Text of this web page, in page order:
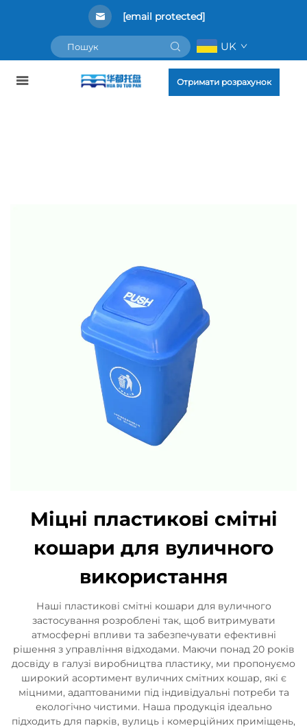
[email protected]
UK
Отримати розрахунок
Міцні пластикові смітні
кошари для вуличного
використання
Наші пластикові смітні кошари для вуличного
застосування розроблені так, щоб витримувати
атмосферні впливи та забезпечувати ефективні
рішення з управління відходами. Маючи понад 20 років
досвіду в галузі виробництва пластику, ми пропонуємо
широкий асортимент вуличних смітних кошар, які є
міцними, адаптованими під індивідуальні потреби та
екологічно чистими. Наша продукція ідеально
підходить для парків, вулиць і комерційних приміщень,